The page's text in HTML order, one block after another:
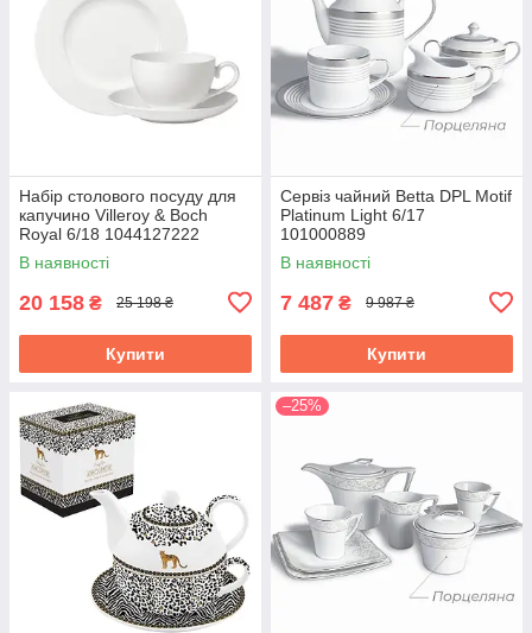
Набір столового посуду для
капучино Villeroy & Boch
Royal 6/18 1044127222
В наявності
20 158 ₴ 25 198 ₴
Купити
Сервіз чайний Betta DPL Motif
Platinum Light 6/17
101000889
В наявності
7 487 ₴ 9 987 ₴
Купити
–25%